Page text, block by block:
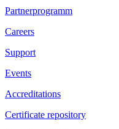
Partnerprogramm
Careers
Support
Events
Accreditations
Certificate repository